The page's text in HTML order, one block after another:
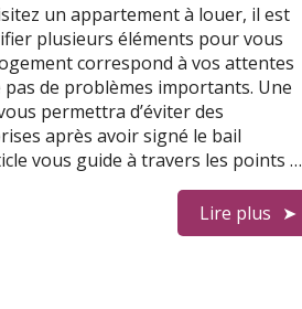
un appartement à louer, il est
plusieurs éléments pour vous
correspond à vos attentes
pas de problèmes importants. Une
permettra d’éviter des
après avoir signé le bail
vous guide à travers les points …
Lire plus